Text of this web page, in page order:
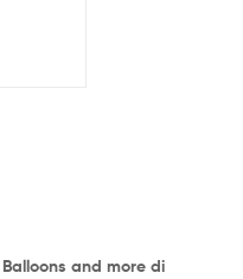
Balloons and more di